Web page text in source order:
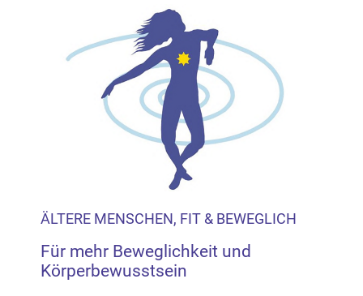
ÄLTERE MENSCHEN, FIT & BEWEGLICH
Für mehr Beweglichkeit und
Körperbewusstsein